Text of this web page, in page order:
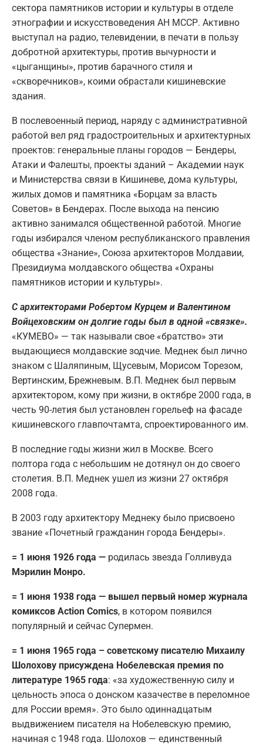
сектора памятников истории и культуры в отделе
этнографии и искусствоведения АН МССР. Активно
выступал на радио, телевидении, в печати в пользу
добротной архитектуры, против вычурности и
«цыганщины», против барачного стиля и
«скворечников», коими обрастали кишиневские
здания.
В послевоенный период, наряду с административной
работой вел ряд градостроительных и архитектурных
проектов: генеральные планы городов — Бендеры,
Атаки и Фалешты, проекты зданий – Академии наук
и Министерства связи в Кишиневе, дома культуры,
жилых домов и памятника «Борцам за власть
Советов» в Бендерах. После выхода на пенсию
активно занимался общественной работой. Многие
годы избирался членом республиканского правления
общества «Знание», Союза архитекторов Молдавии,
Президиума молдавского общества «Охраны
памятников истории и культуры».
С архитекторами Робертом Курцем и Валентином
Войцеховским он долгие годы был в одной «связке».
«КУМЕВО» — так называли свое «братство» эти
выдающиеся молдавские зодчие. Меднек был лично
знаком с Шаляпиным, Щусевым, Морисом Торезом,
Вертинским, Брежневым. В.П. Меднек был первым
архитектором, кому при жизни, в октябре 2000 года, в
честь 90-летия был установлен горельеф на фасаде
кишиневского главпочтамта, спроектированного им.
В последние годы жизни жил в Москве. Всего
полтора года с небольшим не дотянул он до своего
столетия. В.П. Меднек ушел из жизни 27 октября
2008 года.
В 2003 году архитектору Меднеку было присвоено
звание «Почетный гражданин города Бендеры».
= 1 июня 1926 года — родилась звезда Голливуда
Мэрилин Монро.
= 1 июня 1938 года — вышел первый номер журнала
комиксов Action Comics, в котором появился
популярный и сейчас Супермен.
= 1 июня 1965 года – советскому писателю Михаилу
Шолохову присуждена Нобелевская премия по
литературе 1965 года: «за художественную силу и
цельность эпоса о донском казачестве в переломное
для России время». Это было одиннадцатым
выдвижением писателя на Нобелевскую премию,
начиная с 1948 года. Шолохов — единственный